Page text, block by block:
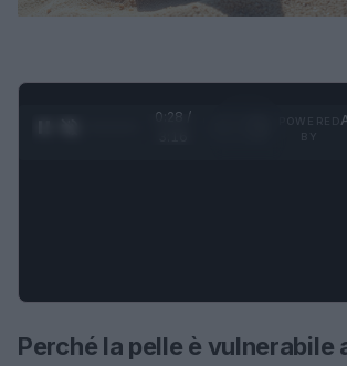
0:29 /
Perché la pelle è vulnerabile